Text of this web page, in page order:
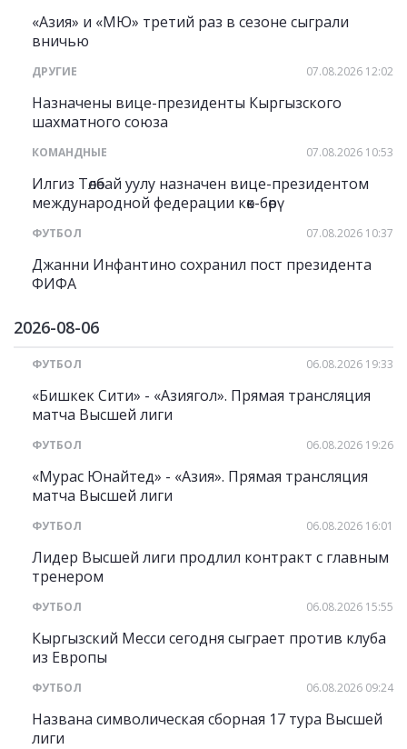
«Азия» и «МЮ» третий раз в сезоне сыграли
вничью
ДРУГИЕ 07.08.2026 12:02
Назначены вице-президенты Кыргызского
шахматного союза
КОМАНДНЫЕ 07.08.2026 10:53
Илгиз Төлөбай уулу назначен вице-президентом
международной федерации көк-бөрү
ФУТБОЛ 07.08.2026 10:37
Джанни Инфантино сохранил пост президента
ФИФА
2026-08-06
ФУТБОЛ 06.08.2026 19:33
«Бишкек Сити» - «Азиягол». Прямая трансляция
матча Высшей лиги
ФУТБОЛ 06.08.2026 19:26
«Мурас Юнайтед» - «Азия». Прямая трансляция
матча Высшей лиги
ФУТБОЛ 06.08.2026 16:01
Лидер Высшей лиги продлил контракт с главным
тренером
ФУТБОЛ 06.08.2026 15:55
Кыргызский Месси сегодня сыграет против клуба
из Европы
ФУТБОЛ 06.08.2026 09:24
Названа символическая сборная 17 тура Высшей
лиги